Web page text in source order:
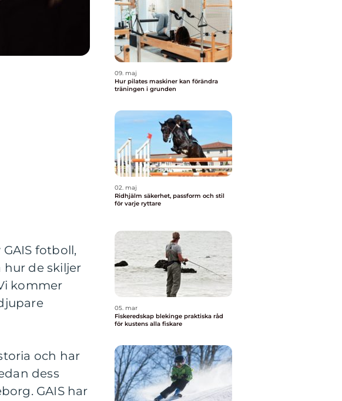
fotboll,
de skiljer
kommer
och har
dess
GAIS har
09. maj
Hur pilates maskiner kan förändra
träningen i grunden
02. maj
Ridhjälm säkerhet, passform och stil
för varje ryttare
05. mar
Fiskeredskap blekinge praktiska råd
för kustens alla fiskare